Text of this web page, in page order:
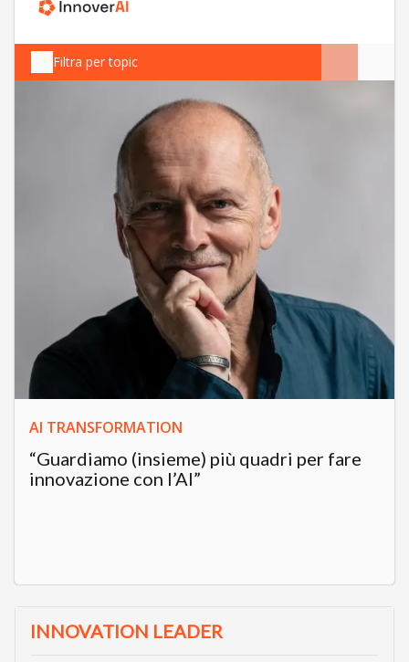
Filtra per topic
AI TRANSFORMATION
“Guardiamo (insieme) più quadri per fare
innovazione con l’AI”
INNOVATION LEADER